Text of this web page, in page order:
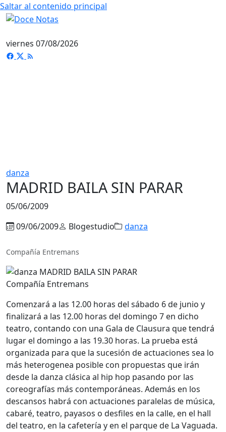
Saltar al contenido principal
viernes 07/08/2026
danza
MADRID BAILA SIN PARAR
05/06/2009
09/06/2009
Blogestudio danza
Compañía Entremans
Compañía Entremans
Comenzará a las 12.00 horas del sábado 6 de junio y
finalizará a las 12.00 horas del domingo 7 en dicho
teatro, contando con una Gala de Clausura que tendrá
lugar el domingo a las 19.30 horas. La prueba está
organizada para que la sucesión de actuaciones sea lo
más heterogenea posible con propuestas que irán
desde la danza clásica al hip hop pasando por las
coreografías más contemporáneas. Además en los
descansos habrá con actuaciones paralelas de música,
cabaré, teatro, payasos o desfiles en la calle, en el hall
del teatro, en la cafetería y en el parque de La Vaguada.